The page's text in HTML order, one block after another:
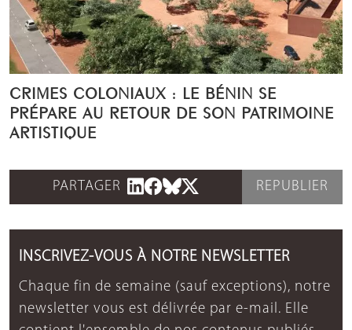
CRIMES COLONIAUX : LE BÉNIN SE
PRÉPARE AU RETOUR DE SON PATRIMOINE
ARTISTIQUE
PARTAGER REPUBLIER
INSCRIVEZ-VOUS À NOTRE NEWSLETTER
Chaque fin de semaine (sauf exceptions), notre
newsletter vous est délivrée par e-mail. Elle